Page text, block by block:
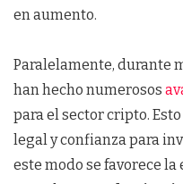
en aumento.
Paralelamente, durante
han hecho numerosos
para el sector cripto.
legal y confianza para
este modo se favorece